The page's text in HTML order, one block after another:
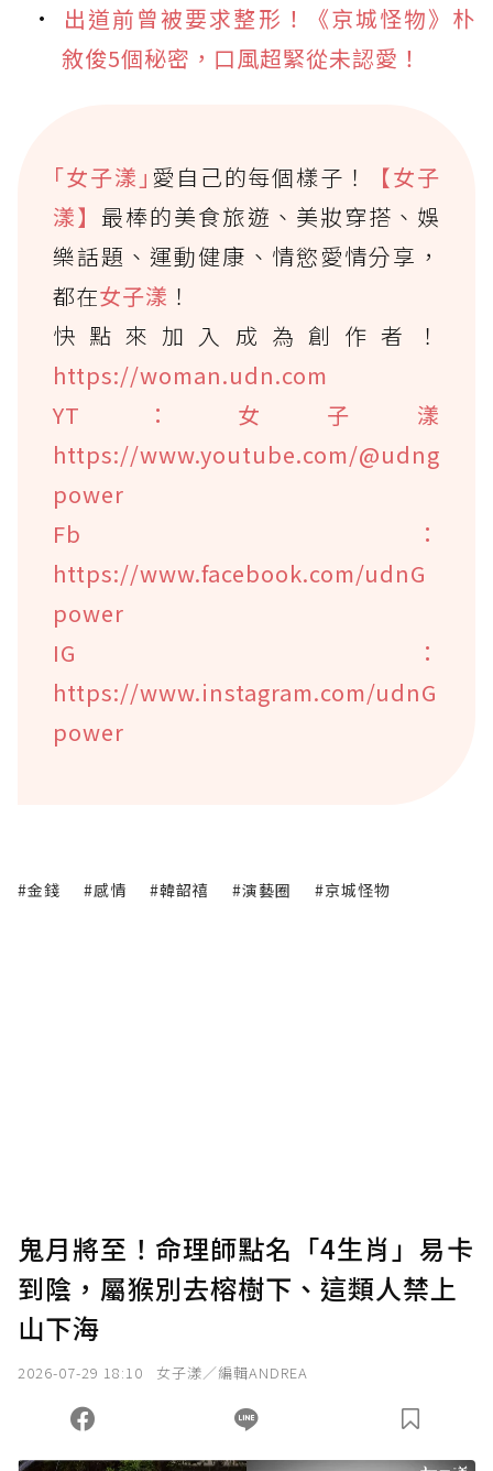
出道前曾被要求整形！《京城怪物》朴
敘俊5個秘密，口風超緊從未認愛！
｢女子漾｣ 愛自己的每個樣子！
【女子
漾】 最棒的美食旅遊、美妝穿搭、娛
樂話題、運動健康、情慾愛情分享，
都在女子漾 ！
快點來加入成為創作者！
https://woman.udn.com
YT：女子漾
https://www.youtube.com/@udng
power
Fb：
https://www.facebook.com/udnG
power
IG：
https://www.instagram.com/udnG
power
#金錢 #感情 #韓韶禧 #演藝圈 #京城怪物
鬼月將至！命理師點名「4生肖」易卡
到陰，屬猴別去榕樹下、這類人禁上
山下海
2026-07-29 18:10 女子漾／編輯ANDREA